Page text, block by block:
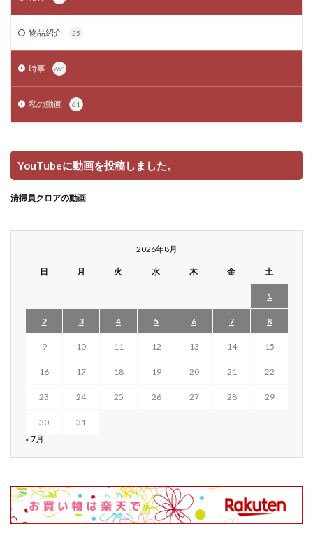
物品紹介 25
時事 761
私の動画 61
YouTubeに動画を投稿しました。
清掃員クロアの動画
2026年8月
日 月 火 水 木 金 土
1
2 3 4 5 6 7 8
9 10 11 12 13 14 15
16 17 18 19 20 21 22
23 24 25 26 27 28 29
30
31
« 7月